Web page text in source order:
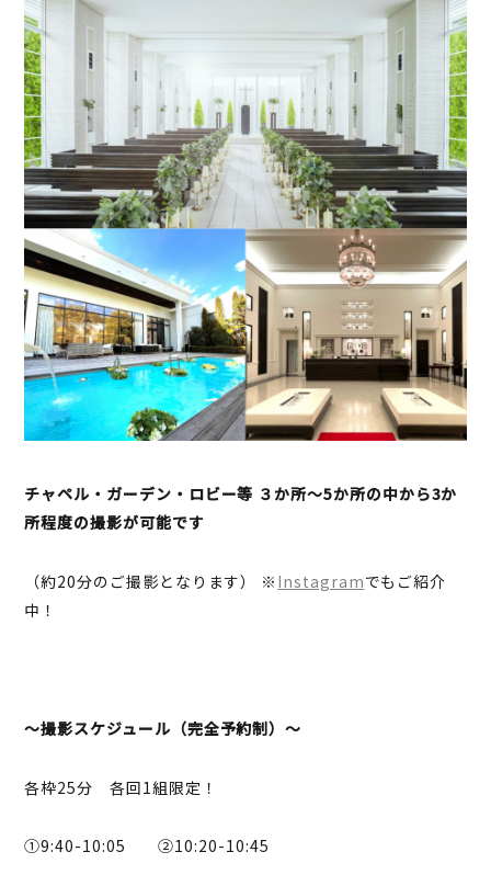
チャペル・ガーデン・ロビー等 ３か所～5か所の中から3か
所程度の撮影が可能です
（約20分のご撮影となります） ※ Instagramでもご紹介
中！
～撮影スケジュール（完全予約制）～
各枠25分 各回1組限定！
①9:40-10:05 ②10:20-10:45